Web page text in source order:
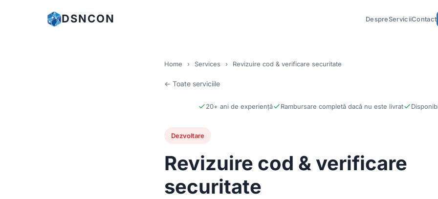
DSNCON DespreServiciiContact
Home › Services › Revizuire cod & verificare securitate
← Toate serviciile
20+ ani de experiență Rambursare completă dacă nu este livrat
Dezvoltare
Revizuire cod & verificare
securitate